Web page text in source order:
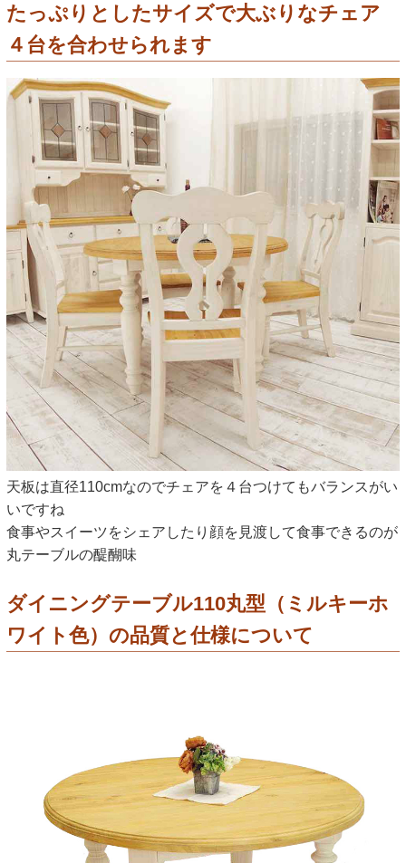
たっぷりとしたサイズで大ぶりなチェア
４台を合わせられます
天板は直径110cmなのでチェアを４台つけてもバランスがい
いですね
食事やスイーツをシェアしたり顔を見渡して食事できるのが
丸テーブルの醍醐味
ダイニングテーブル110丸型（ミルキーホ
ワイト色）の品質と仕様について